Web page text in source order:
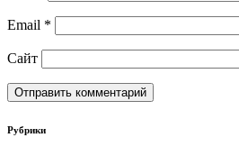
Email *
Сайт
Рубрики